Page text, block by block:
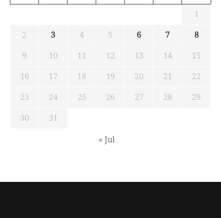
1
2
3 4 5 6 7
8
9
10 11 12 13 14
15
16
17 18 19 20 21
22
23
24 25 26 27 28
29
30
31
« Jul